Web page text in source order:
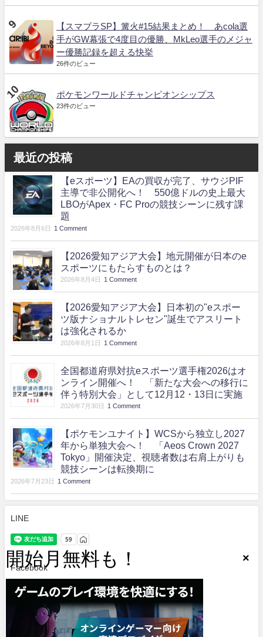
【スマブラSP】篝火#15結果まとめ！ あcola選
手がGW幕張で4度目の優勝、MkLeo選手のメジャ
ー優勝記録を超える快挙
26件のビュー
ポケモンワールドチャンピオンシップス
23件のビュー
最近の投稿
【eスポーツ】EAの買収が完了、サウジPIF
主導で非公開化へ！ 550億ドルの史上最大
LBOがApex・FC Proの競技シーンに残す課
題
2026年8月6日 1 Comment
【2026愛知アジア大会】地元開催が日本のe
スポーツにもたらすものとは？
2026年8月4日 1 Comment
【2026愛知アジア大会】日本初の"eスポー
ツ版ナショナルトレセン"誕生でアスリート
は強化されるか
2026年8月1日 1 Comment
全国都道府県対抗eスポーツ選手権2026はオ
ンライン開催へ！ 「新たな大会への移行に
伴う特別大会」として12月12・13日に実施
2026年7月30日 1 Comment
【ポケモンユナイト】WCSから独立し2027
年から単独大会へ！ 「Aeos Crown 2027
Tokyo」開催決定、視聴者数は右肩上がりも
競技シーンは転換期に
2026年7月23日 1 Comment
LINE
Facebook
Twitter